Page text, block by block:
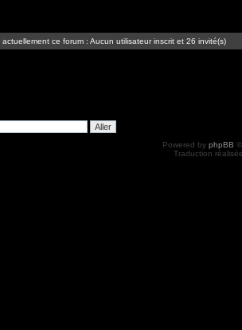
ce forum : Aucun utilisateur inscrit et 26 invité(s)
Powered by phpBB
Traduction